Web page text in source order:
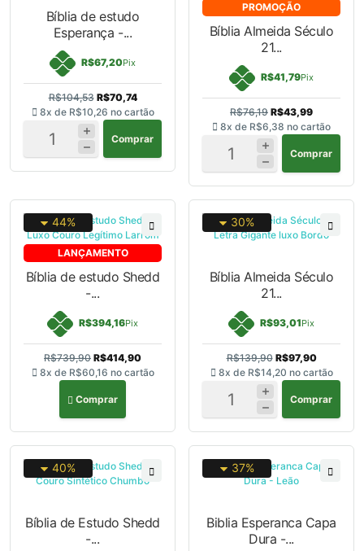
Bíblia de estudo
Esperança -...
R$67,20Pix
R$104,53 R$70,74
8x de R$10,26 no cartão
Comprar
PROMOÇÃO
Bíblia Almeida Século
21...
R$41,79Pix
R$76,19 R$43,99
8x de R$6,38 no cartão
Comprar
LANÇAMENTO
44%
Bíblia de estudo Shedd
-...
R$394,16Pix
R$739,90 R$414,90
8x de R$60,16 no cartão
Comprar
30%
Bíblia Almeida Século
21...
R$93,01Pix
R$139,90 R$97,90
8x de R$14,20 no cartão
Comprar
40%
Bíblia de Estudo Shedd
-...
37%
Biblia Esperanca Capa
Dura -...